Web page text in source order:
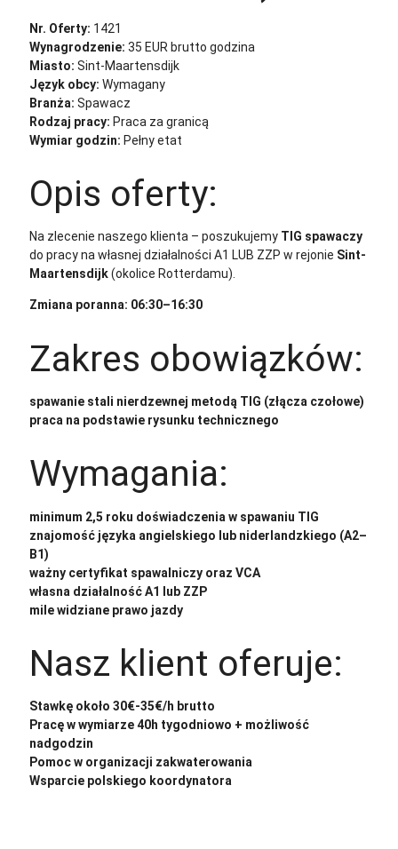
Nr. Oferty: 1421
Wynagrodzenie: 35 EUR brutto godzina
Miasto: Sint-Maartensdijk
Język obcy: Wymagany
Branża: Spawacz
Rodzaj pracy: Praca za granicą
Wymiar godzin: Pełny etat
Opis oferty:
Na zlecenie naszego klienta – poszukujemy TIG spawaczy
do pracy na własnej działalności A1 LUB ZZP w rejonie Sint-
Maartensdijk(okolice Rotterdamu).
Zmiana poranna: 06:30–16:30
Zakres obowiązków:
spawanie stali nierdzewnej metodą TIG (złącza czołowe)
praca na podstawie rysunku technicznego
Wymagania:
minimum 2,5 roku doświadczenia w spawaniu TIG
znajomość języka angielskiego lub niderlandzkiego (A2–
B1)
ważny certyfikat spawalniczy oraz VCA
własna działalność A1 lub ZZP
mile widziane prawo jazdy
Nasz klient oferuje:
Stawkę około 30€-35€/h brutto
Pracę w wymiarze 40h tygodniowo + możliwość
nadgodzin
Pomoc w organizacji zakwaterowania
Wsparcie polskiego koordynatora